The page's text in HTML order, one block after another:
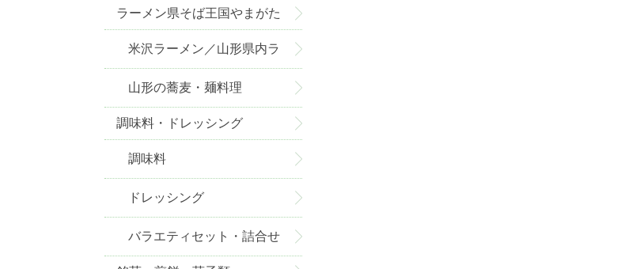
ラーメン県そば王国やまがた
米沢ラーメン／山形県内ラ
ーメン
山形の蕎麦・麺料理
調味料・ドレッシング
調味料
ドレッシング
バラエティセット・詰合せ